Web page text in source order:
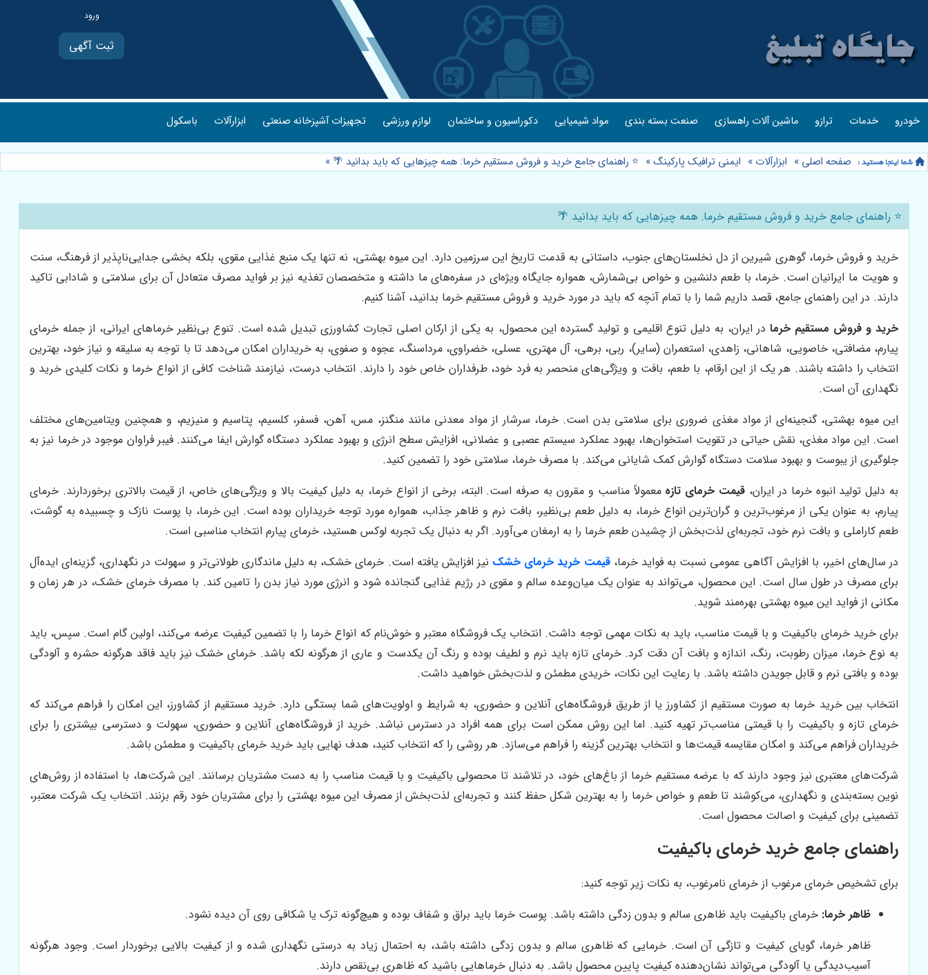
ثبت آگهی
خودرو خدمات ترازو ماشین آلات راهسازی صنعت بسته بندی مواد شیمیایی دکوراسیون و ساختمان لوازم ورزشی تجهیزات آشپزخانه صنعتی ابزارآلات باسکول
صفحه اصلی » ابزارآلات » ایمنی ترافیک پارکینگ» ⭐️ راهنمای جامع خرید و فروش مستقیم خرما: همه چیزهایی که باید بدانید 🌴 »
⭐️ راهنمای جامع خرید و فروش مستقیم خرما: همه چیزهایی که باید بدانید 🌴
خرید و فروش خرما، گوهری شیرین از دل نخلستان‌های جنوب، داستانی به قدمت تاریخ این سرزمین دارد. این میوه بهشتی، نه تنها یک منبع غذایی مقوی، بلکه بخشی جدایی‌ناپذیر از فرهنگ، سنت
و هویت ما ایرانیان است. خرما، با طعم دلنشین و خواص بی‌شمارش، همواره جایگاه ویژه‌ای در سفره‌های ما داشته و متخصصان تغذیه نیز بر فواید مصرف متعادل آن برای سلامتی و شادابی تاکید
دارند. در این راهنمای جامع، قصد داریم شما را با تمام آنچه که باید در مورد خرید و فروش مستقیم خرما بدانید، آشنا کنیم.
خرید و فروش مستقیم خرما در ایران، به دلیل تنوع اقلیمی و تولید گسترده این محصول، به یکی از ارکان اصلی تجارت کشاورزی تبدیل شده است. تنوع بی‌نظیر خرماهای ایرانی، از جمله خرمای
پیارم، مضافتی، خاصویی، شاهانی، زاهدی، استعمران (سایر)، ربی، برهی، آل مهتری، عسلی، خضراوی، مرداسنگ، عجوه و صفوی، به خریداران امکان می‌دهد تا با توجه به سلیقه و نیاز خود، بهترین
انتخاب را داشته باشند. هر یک از این ارقام، با طعم، بافت و ویژگی‌های منحصر به فرد خود، طرفداران خاص خود را دارند. انتخاب درست، نیازمند شناخت کافی از انواع خرما و نکات کلیدی خرید و
نگهداری آن است.
این میوه بهشتی، گنجینه‌ای از مواد مغذی ضروری برای سلامتی بدن است. خرما، سرشار از مواد معدنی مانند منگنز، مس، آهن، فسفر، کلسیم، پتاسیم و منیزیم، و همچنین ویتامین‌های مختلف
است. این مواد مغذی، نقش حیاتی در تقویت استخوان‌ها، بهبود عملکرد سیستم عصبی و عضلانی، افزایش سطح انرژی و بهبود عملکرد دستگاه گوارش ایفا می‌کنند. فیبر فراوان موجود در خرما نیز به
جلوگیری از یبوست و بهبود سلامت دستگاه گوارش کمک شایانی می‌کند. با مصرف خرما، سلامتی خود را تضمین کنید.
به دلیل تولید انبوه خرما در ایران، قیمت خرمای تازه معمولاً مناسب و مقرون به صرفه است. البته، برخی از انواع خرما، به دلیل کیفیت بالا و ویژگی‌های خاص، از قیمت بالاتری برخوردارند. خرمای
پیارم، به عنوان یکی از مرغوب‌ترین و گران‌ترین انواع خرما، به دلیل طعم بی‌نظیر، بافت نرم و ظاهر جذاب، همواره مورد توجه خریداران بوده است. این خرما، با پوست نازک و چسبیده به گوشت،
طعم کاراملی و بافت نرم خود، تجربه‌ای لذت‌بخش از چشیدن طعم خرما را به ارمغان می‌آورد. اگر به دنبال یک تجربه لوکس هستید، خرمای پیارم انتخاب مناسبی است.
در سال‌های اخیر، با افزایش آگاهی عمومی نسبت به فواید خرما،قیمت خرید خرمای خشک نیز افزایش یافته است. خرمای خشک، به دلیل ماندگاری طولانی‌تر و سهولت در نگهداری، گزینه‌ای ایده‌آل
برای مصرف در طول سال است. این محصول، می‌تواند به عنوان یک میان‌وعده سالم و مقوی در رژیم غذایی گنجانده شود و انرژی مورد نیاز بدن را تامین کند. با مصرف خرمای خشک، در هر زمان و
مکانی از فواید این میوه بهشتی بهره‌مند شوید.
برای خرید خرمای باکیفیت و با قیمت مناسب، باید به نکات مهمی توجه داشت. انتخاب یک فروشگاه معتبر و خوش‌نام که انواع خرما را با تضمین کیفیت عرضه می‌کند، اولین گام است. سپس، باید
به نوع خرما، میزان رطوبت، رنگ، اندازه و بافت آن دقت کرد. خرمای تازه باید نرم و لطیف بوده و رنگ آن یکدست و عاری از هرگونه لکه باشد. خرمای خشک نیز باید فاقد هرگونه حشره و آلودگی
بوده و بافتی نرم و قابل جویدن داشته باشد. با رعایت این نکات، خریدی مطمئن و لذت‌بخش خواهید داشت.
انتخاب بین خرید خرما به صورت مستقیم از کشاورز یا از طریق فروشگاه‌های آنلاین و حضوری، به شرایط و اولویت‌های شما بستگی دارد. خرید مستقیم از کشاورز، این امکان را فراهم می‌کند که
خرمای تازه و باکیفیت را با قیمتی مناسب‌تر تهیه کنید. اما این روش ممکن است برای همه افراد در دسترس نباشد. خرید از فروشگاه‌های آنلاین و حضوری، سهولت و دسترسی بیشتری را برای
خریداران فراهم می‌کند و امکان مقایسه قیمت‌ها و انتخاب بهترین گزینه را فراهم می‌سازد. هر روشی را که انتخاب کنید، هدف نهایی باید خرید خرمای باکیفیت و مطمئن باشد.
شرکت‌های معتبری نیز وجود دارند که با عرضه مستقیم خرما از باغ‌های خود، در تلاشند تا محصولی باکیفیت و با قیمت مناسب را به دست مشتریان برسانند. این شرکت‌ها، با استفاده از روش‌های
نوین بسته‌بندی و نگهداری، می‌کوشند تا طعم و خواص خرما را به بهترین شکل حفظ کنند و تجربه‌ای لذت‌بخش از مصرف این میوه بهشتی را برای مشتریان خود رقم بزنند. انتخاب یک شرکت معتبر،
تضمینی برای کیفیت و اصالت محصول است.
راهنمای جامع خرید خرمای باکیفیت
برای تشخیص خرمای مرغوب از خرمای نامرغوب، به نکات زیر توجه کنید:
ظاهر خرما: خرمای باکیفیت باید ظاهری سالم و بدون زدگی داشته باشد. پوست خرما باید براق و شفاف بوده و هیچ‌گونه ترک یا شکافی روی آن دیده نشود.
ظاهر خرما، گویای کیفیت و تازگی آن است. خرمایی که ظاهری سالم و بدون زدگی داشته باشد، به احتمال زیاد به درستی نگهداری شده و از کیفیت بالایی برخوردار است. وجود هرگونه
آسیب‌دیدگی یا آلودگی می‌تواند نشان‌دهنده کیفیت پایین محصول باشد. به دنبال خرماهایی باشید که ظاهری بی‌نقص دارند.